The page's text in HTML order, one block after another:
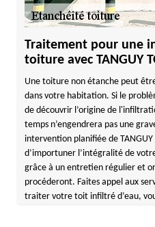
Traitement pour une
toiture avec TANGUY
Une toiture non étanche peut
dans votre habitation. Si le
de découvrir l’origine de
temps n’engendrera pas une
intervention planifiée de TANGUY
d’importuner l’intégralité de
grâce à un entretien régulier et
procéderont. Faites appel aux
traiter votre toit infiltré d’eau,